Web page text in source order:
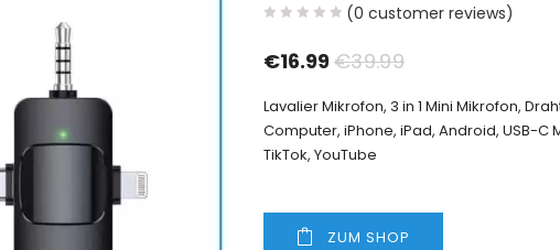
(0 customer reviews)
€16.99€39.99
Lavalier Mikrofon, 3 in 1 Mini Mikrofon,
Computer, iPhone, iPad, Android, USB-
TikTok, YouTube
ZUM SHOP